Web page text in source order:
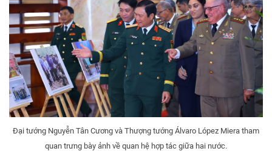
Đại tướng Nguyễn Tân Cương và Thượng tướng Álvaro López Miera tham
quan trưng bày ảnh về quan hệ hợp tác giữa hai nước.